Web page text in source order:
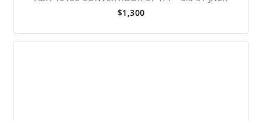
out
of$1,300